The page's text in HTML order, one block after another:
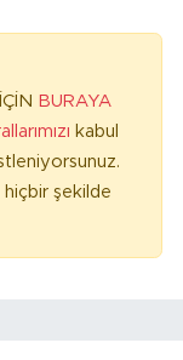
BURAYA
kabul
hiçbir şekilde